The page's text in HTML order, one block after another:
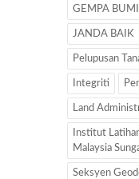
GEMPA BUMI
JANDA BAIK
Pelupusan
Integriti
Land
Institut
Malaysia
Seksyen